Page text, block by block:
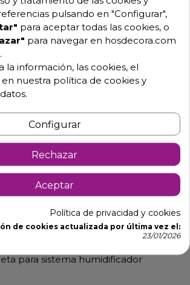
Detalles de producto
Mini
el transporte y servicio de
inoxidable AISI 304 18/10.
6 GN 2/1
aislamiento en lana de roca para
de calor y el consumo energético.
para sistema humidificador
pulsando en "Configurar",
para aceptar todas las cookies, o
para navegar en hosdecora.com
la información, las cookies, el
nuestra política de cookies y
Configurar
Rechazar
Aceptar
Política de privacidad y cookies
de cookies actualizada por última vez el:
23/01/2026